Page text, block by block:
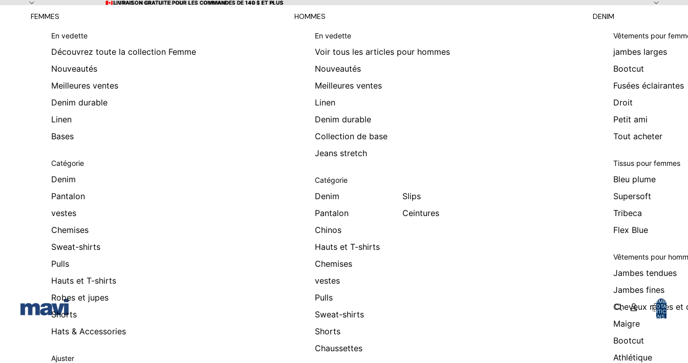
🇨🇦 LIVRAISON GRATUITE POUR LES COMMANDES DE 140 $ ET PLUS
🇨🇦 LIVRAISON GRATUITE POUR LES COMMANDES DE 140 $ ET PLUS
FEMMES
En vedette
Découvrez toute la collection Femme
Nouveautés
Meilleures ventes
Denim durable
Linen
Bases
Catégorie
Denim
Pantalon
vestes
Chemises
Sweat-shirts
Pulls
Hauts et T-shirts
Robes et jupes
Shorts
Hats & Accessories
Ajuster
HOMMES
En vedette
Voir tous les articles pour hommes
Nouveautés
Meilleures ventes
Linen
Denim durable
Collection de base
Jeans stretch
Catégorie
Denim
Pantalon
Chinos
Hauts et T-shirts
Chemises
vestes
Pulls
Sweat-shirts
Shorts
Chaussettes
Slips
Ceintures
DENIM
Vêtements pour
jambes larges
Bootcut
Fusées éclairantes
Droit
Petit ami
Tout acheter
Tissus pour femmes
Bleu plume
Supersoft
Tribeca
Flex Blue
Vêtements pour
Jambes tendues
Jambes fines
Cheveux raides et
Maigre
Bootcut
Athlétique
NOMBRE
TOTAL
D’ARTICLES
DANS LE